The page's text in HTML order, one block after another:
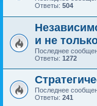
Ответы: 504
и не
Последнее
Ответы: 1272
Последнее
Ответы: 241